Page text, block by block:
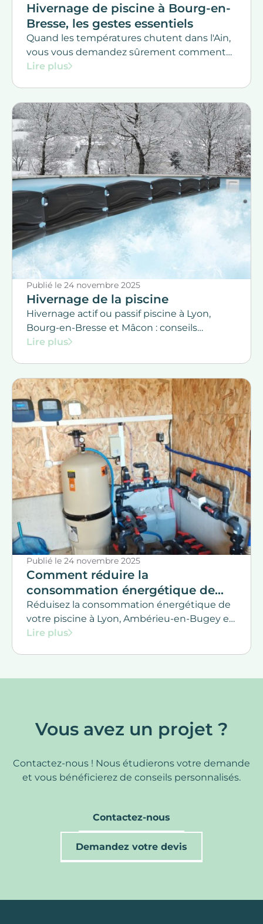
Hivernage de piscine à Bourg-en-
Bresse, les gestes essentiels
Quand les températures chutent dans l'Ain,
vous vous demandez sûrement comment
protéger votre piscine durant l'hiver.
Lire plus
Publié le 24 novembre 2025
Hivernage de la piscine
Hivernage actif ou passif piscine à Lyon,
Bourg-en-Bresse et Mâcon : conseils
d’experts par Immersion Piscines & Spas.
printemps. Intervention rapide dans l’Ain, le
Rhône, la Saône-et-Loire et Haute savoie.
Lire plus
Publié le 24 novembre 2025
Comment réduire la
consommation énergétique de
votre piscine ?
Réduisez la consommation énergétique de
votre piscine à Lyon, Ambérieu-en-Bugey et
Saint-Julien-en-Genevois grâce aux conseils
Lire plus
Vous avez un projet ?
Contactez-nous ! Nous étudierons votre demande
et vous bénéficierez de conseils personnalisés.
Contactez-nous
Demandez votre devis